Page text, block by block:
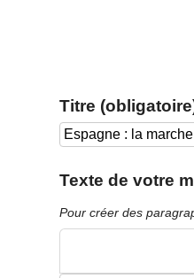
Titre
Texte de votre
Pour créer des